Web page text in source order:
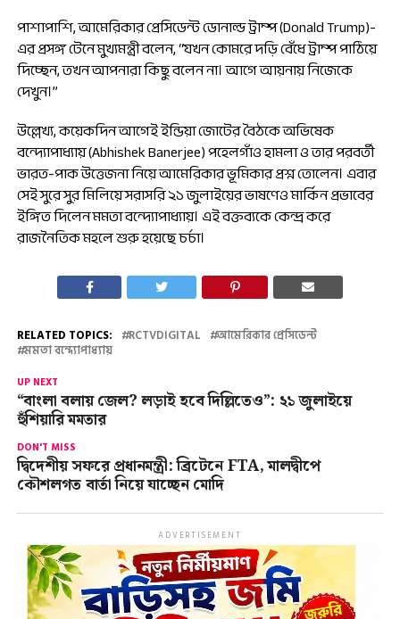
পাশাপাশি, আমেরিকার প্রেসিডেন্ট ডোনাল্ড ট্রাম্প (Donald Trump)-
এর প্রসঙ্গ টেনে মুখ্যমন্ত্রী বলেন, “যখন কোমরে দড়ি বেঁধে ট্রাম্প পাঠিয়ে
দিচ্ছেন, তখন আপনারা কিছু বলেন না। আগে আয়নায় নিজেকে
দেখুন।”
উল্লেখ্য, কয়েকদিন আগেই ইন্ডিয়া জোটের বৈঠকে অভিষেক
বন্দ্যোপাধ্যায় (Abhishek Banerjee) পহেলগাঁও হামলা ও তার পরবর্তী
ভারত-পাক উত্তেজনা নিয়ে আমেরিকার ভূমিকার প্রশ্ন তোলেন। এবার
সেই সুরে সুর মিলিয়ে সরাসরি ২১ জুলাইয়ের ভাষণেও মার্কিন প্রভাবের
ইঙ্গিত দিলেন মমতা বন্দ্যোপাধ্যায়। এই বক্তব্যকে কেন্দ্র করে
রাজনৈতিক মহলে শুরু হয়েছে চর্চা।
RELATED TOPICS: RCTVDIGITAL
আমেরিকার প্রেসিডেন্ট
মমতা বন্দ্যোপাধ্যায়
UP NEXT
“বাংলা বলায় জেল? লড়াই হবে দিল্লিতেও”: ২১ জুলাইয়ে
হুঁশিয়ারি মমতার
DON'T MISS
দ্বিদেশীয় সফরে প্রধানমন্ত্রী: ব্রিটেনে FTA, মালদ্বীপে
কৌশলগত বার্তা নিয়ে যাচ্ছেন মোদি
ADVERTISEMENT